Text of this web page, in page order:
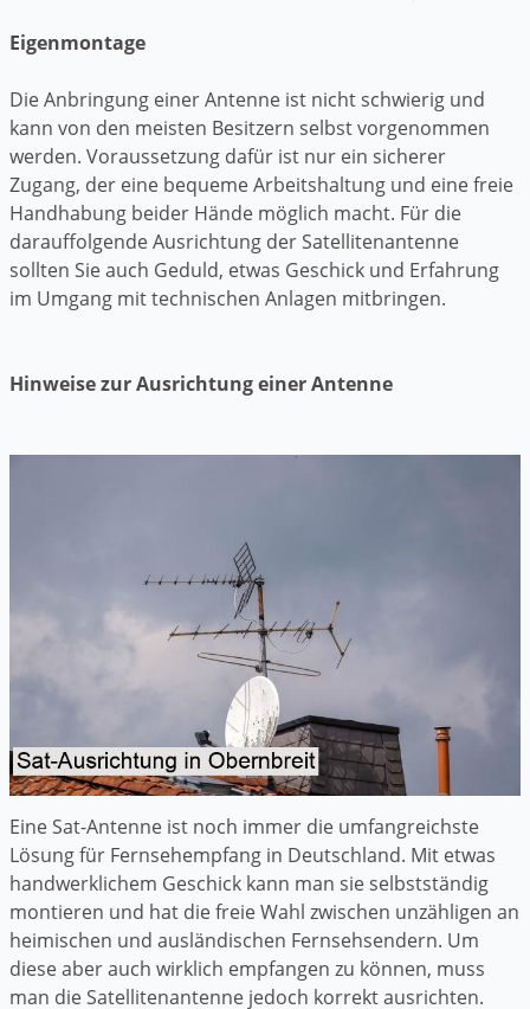
Eigenmontage
Die Anbringung einer Antenne ist nicht schwierig und
kann von den meisten Besitzern selbst vorgenommen
werden. Voraussetzung dafür ist nur ein sicherer
Zugang, der eine bequeme Arbeitshaltung und eine freie
Handhabung beider Hände möglich macht. Für die
darauffolgende Ausrichtung der Satellitenantenne
sollten Sie auch Geduld, etwas Geschick und Erfahrung
im Umgang mit technischen Anlagen mitbringen.
Hinweise zur Ausrichtung einer Antenne
Eine Sat-Antenne ist noch immer die umfangreichste
Lösung für Fernsehempfang in Deutschland. Mit etwas
handwerklichem Geschick kann man sie selbstständig
montieren und hat die freie Wahl zwischen unzähligen an
heimischen und ausländischen Fernsehsendern. Um
diese aber auch wirklich empfangen zu können, muss
man die Satellitenantenne jedoch korrekt ausrichten.